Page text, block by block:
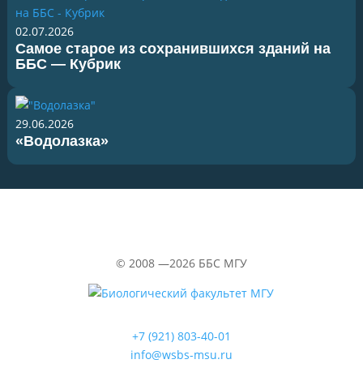
02.07.2026
Самое старое из сохранившихся зданий на
ББС — Кубрик
29.06.2026
«Водолазка»
© 2008 —2026 ББС МГУ
+7 (921) 803-40-01
info@wsbs-msu.ru